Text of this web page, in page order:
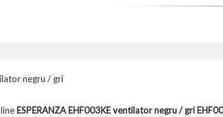
negru / gri
ESPERANZA EHF003KE ventilator negru / gri